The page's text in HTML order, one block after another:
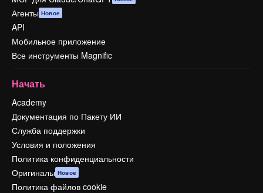
Агенты Новое
API
Мобильное приложение
Все инструменты Magnific
Начать
Academy
Документация по Пакету ИИ
Служба поддержки
Условия и положения
Политика конфиденциальности
Оригиналы Новое
Политика файлов cookie